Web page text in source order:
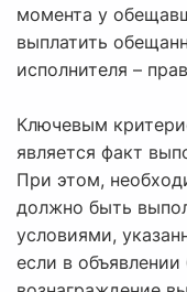
момента у
выплатить
исполнителя –
Ключевым
является факт
При этом,
должно быть
условиями,
если в